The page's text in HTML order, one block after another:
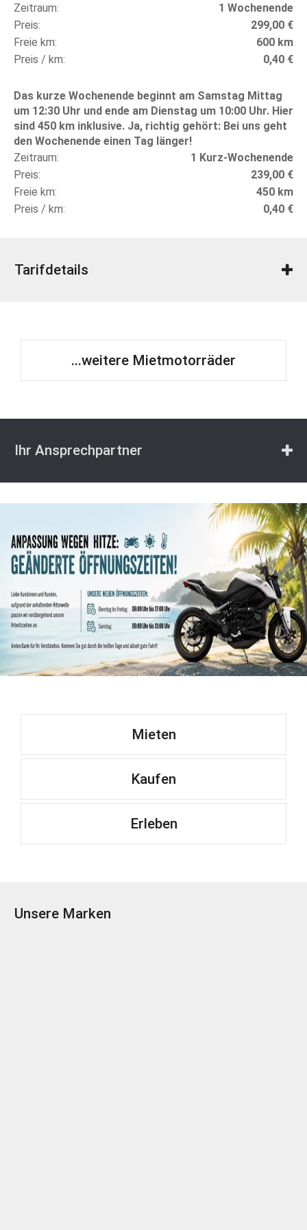
Zeitraum
1 Wochenende
Preis
299,00 €
Freie km
600 km
Preis / km
0,40 €
Das kurze Wochenende beginnt am Samstag Mittag
um 12:30 Uhr und ende am Dienstag um 10:00 Uhr. Hier
sind 450 km inklusive. Ja, richtig gehört: Bei uns geht
den Wochenende einen Tag länger!
Zeitraum
1 Kurz-Wochenende
Preis
239,00 €
Freie km
450 km
Preis / km
0,40 €
Tarifdetails
...weitere Mietmotorräder
Ihr Ansprechpartner
Mieten
Kaufen
Erleben
Unsere Marken